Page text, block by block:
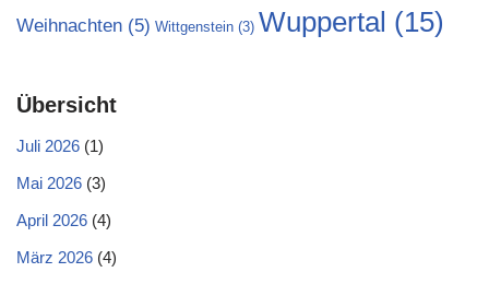
Weihnachten (5) Wittgenstein (3) Wuppertal (15)
Übersicht
Juli 2026 (1)
Mai 2026 (3)
April 2026 (4)
März 2026 (4)